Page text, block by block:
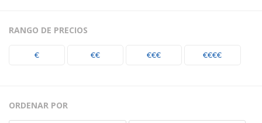
RANGO DE PRECIOS
€ €€ €€€ €€€€
ORDENAR POR